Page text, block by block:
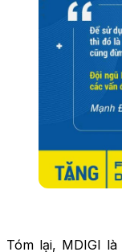
Tóm lại, MDIGI